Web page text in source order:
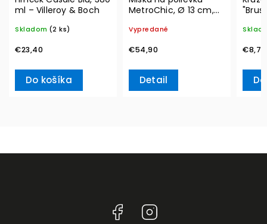
ml – Villeroy & Boch
Skladom (2 ks)
€23,40
Do košíka
MetroChic, Ø 13 cm,
Boch
Vypredané
€54,90
Detail
€8,70
Facebook